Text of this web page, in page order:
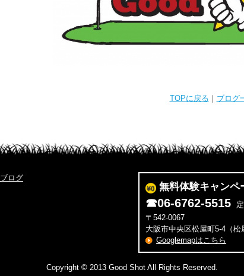
TOPに戻る ｜ ブログ
ブログ
無料体験キャンペ
☎06-6762-5515
〒542-0067
大阪市中央区松屋町5-4 （
Googlemapはこちら
Copyright © 2013 Good Shot All Rights Reserved.